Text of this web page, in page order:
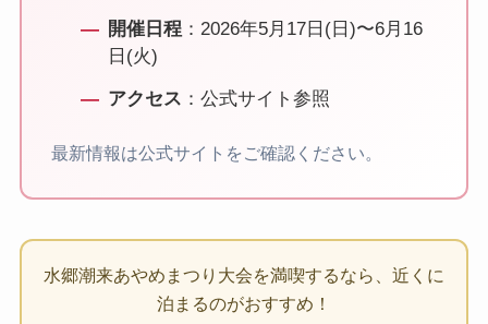
開催日程：2026年5月17日(日)〜6月16
日(火)
アクセス ：公式サイト参照
最新情報は公式サイトをご確認ください。
水郷潮来あやめまつり大会を満喫するなら、近くに
泊まるのがおすすめ！